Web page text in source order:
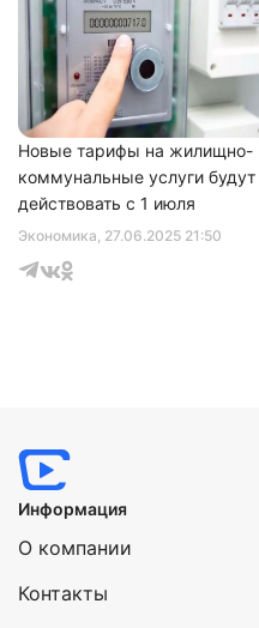
Экономика, 27.06.2025 21:50
Новые тарифы на жилищно-
коммунальные услуги будут
действовать с 1 июля
Нажимая на кнопку
соглашаетесь с
Информация
О компании
Контакты